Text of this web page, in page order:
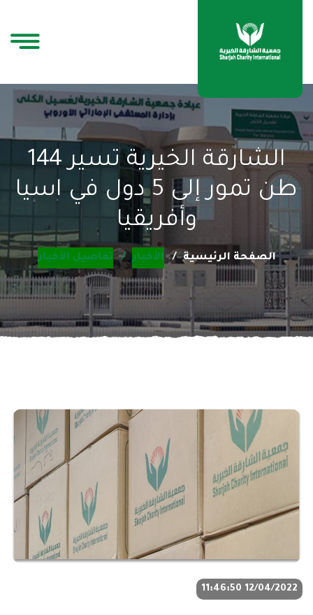
الشارقة الخيرية تسير 144
طن تمور إلى 5 دول في اسيا
وأفريقيا
الصفحة الرئيسية الأخبار تفاصيل الأخبار
12/04/2022 11:46:50